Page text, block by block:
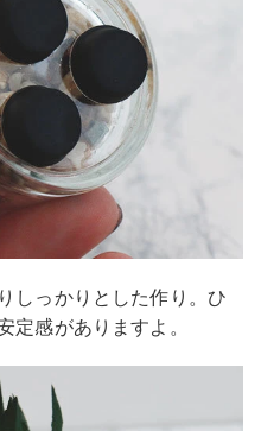
しっかりとした作り。ひ
定感がありますよ。